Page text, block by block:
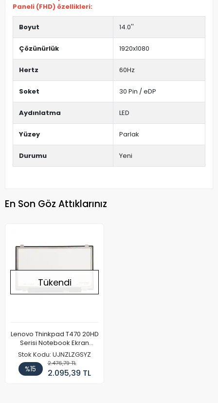
Paneli (FHD) özellikleri:
Boyut 14.0''
Çözünürlük 1920x1080
Hertz 60Hz
Soket 30 Pin / eDP
Aydınlatma LED
Yüzey Parlak
Durumu Yeni
En Son Göz Attıklarınız
Tükendi
Lenovo Thinkpad T470 20HD
Serisi Notebook Ekran
Paneli (FHD)
Stok Kodu: UJNZLZGSYZ
%15
2.476,79 TL
2.095,39 TL